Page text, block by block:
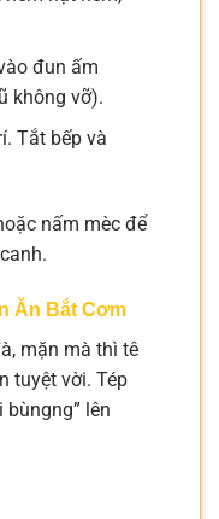
đun ấm
không vỡ).
Tắt bếp và
nấm mèc để
Ăn Bắt Cơm
mặn mà thì tê
tuyệt vời. Tép
bùngng” lên